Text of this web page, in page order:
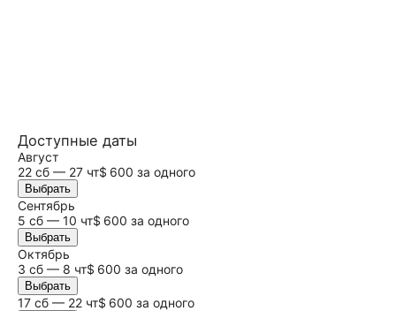
Доступные даты
Август
22 сб — 27 чт$ 600 за одного
Выбрать
Сентябрь
5 сб — 10 чт$ 600 за одного
Выбрать
Октябрь
3 сб — 8 чт$ 600 за одного
Выбрать
17 сб — 22 чт$ 600 за одного